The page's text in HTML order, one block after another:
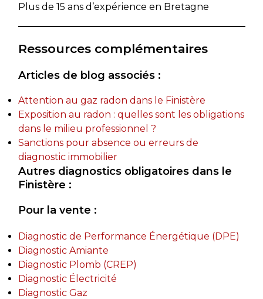
Plus de 15 ans d’expérience en Bretagne
Ressources complémentaires
Articles de blog associés :
Attention au gaz radon dans le Finistère
Exposition au radon : quelles sont les obligations
dans le milieu professionnel ?
Sanctions pour absence ou erreurs de
diagnostic immobilier
Autres diagnostics obligatoires dans le
Finistère :
Pour la vente :
Diagnostic de Performance Énergétique (DPE)
Diagnostic Amiante
Diagnostic Plomb (CREP)
Diagnostic Électricité
Diagnostic Gaz